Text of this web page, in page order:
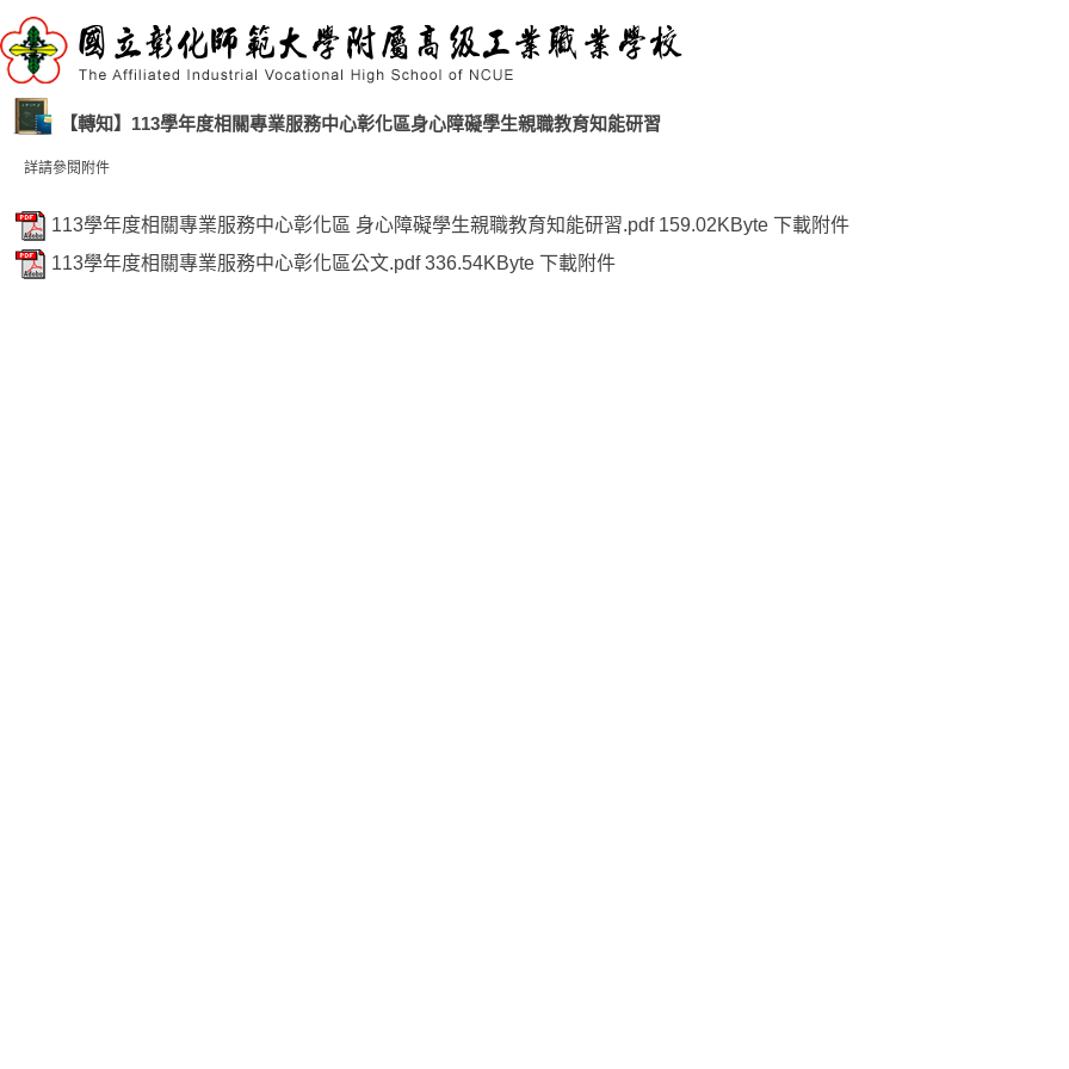
【轉知】113學年度相關專業服務中心彰化區身心障礙學生親職教育知能研習
詳請參閱附件
113學年度相關專業服務中心彰化區 身心障礙學生親職教育知能研習.pdf 159.02KByte 下載附件
113學年度相關專業服務中心彰化區公文.pdf 336.54KByte 下載附件